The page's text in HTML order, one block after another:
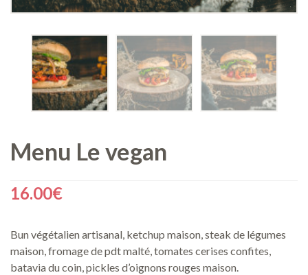
Menu Le vegan
16.00€
Bun végétalien artisanal, ketchup maison, steak de légumes
maison, fromage de pdt malté, tomates cerises confites,
batavia du coin, pickles d’oignons rouges maison.